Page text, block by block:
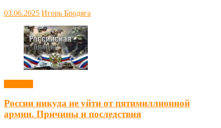
03.06.2025 Игорь Бродяга
России никуда не уйти от пятимиллионной
армии. Причины и последствия